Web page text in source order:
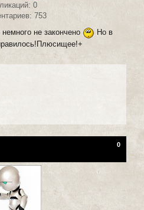
0
753
не закончено
Но в
0